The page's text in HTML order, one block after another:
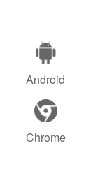
Android
Chrome